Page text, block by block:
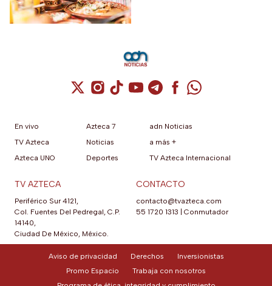
Cuenta de X / Twitter (se abre en una
Cuenta de Instagram (se abre en una
Cuenta de TikTok (se abre en
Cuenta de YouTube (se abre
Cuenta de Telegram (se
Cuenta de
Cuenta de
En vivo
TV Azteca
Azteca UNO
Azteca 7
Noticias
Deportes
adn Noticias
a más +
TV Azteca Internacional
TV AZTECA
Periférico Sur 4121,
Col. Fuentes Del Pedregal, C.P.
14140,
Ciudad De México, México.
CONTACTO
contacto@tvazteca.com
55 1720 1313
Conmutador
Aviso de privacidad Derechos
Inversionistas
Promo Espacio
Trabaja con nosotros